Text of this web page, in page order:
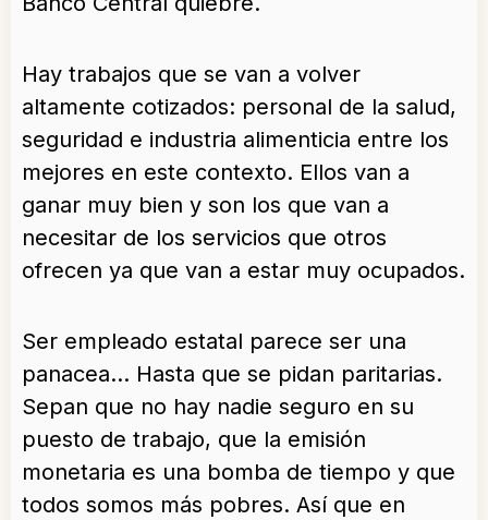
Hay trabajos que se van a volver
altamente cotizados: personal de la salud,
seguridad e industria alimenticia entre los
mejores en este contexto. Ellos van a
ganar muy bien y son los que van a
necesitar de los servicios que otros
ofrecen ya que van a estar muy ocupados.
Ser empleado estatal parece ser una
panacea… Hasta que se pidan paritarias.
Sepan que no hay nadie seguro en su
puesto de trabajo, que la emisión
monetaria es una bomba de tiempo y que
todos somos más pobres. Así que en